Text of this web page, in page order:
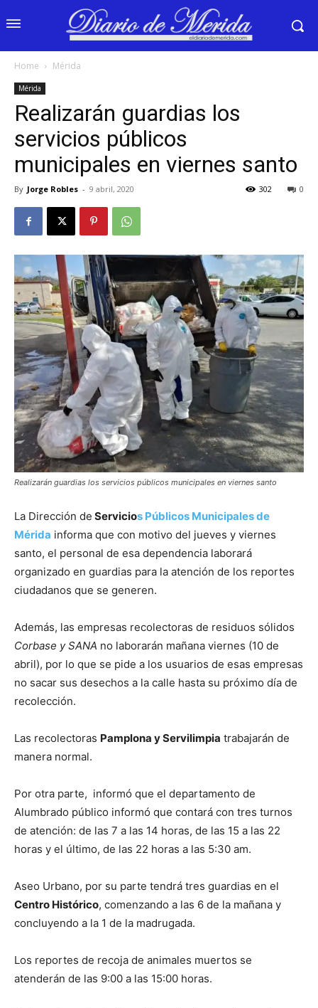
Home Mérida
Mérida
Realizarán guardias los
servicios públicos
municipales en viernes santo
By Jorge Robles - 9 abril, 2020 0
302
Realizarán guardias los servicios públicos municipales en viernes santo
La Dirección de Servicios Públicos Municipales de
Mérida informa que con motivo del jueves y viernes
santo, el personal de esa dependencia laborará
organizado en guardias para la atención de los reportes
ciudadanos que se generen.
Además, las empresas recolectoras de residuos sólidos
Corbase y SANA no laborarán mañana viernes (10 de
abril), por lo que se pide a los usuarios de esas empresas
no sacar sus desechos a la calle hasta su próximo día de
recolección.
Las recolectoras Pamplona y Servilimpia trabajarán de
manera normal.
Por otra parte, informó que el departamento de
Alumbrado público informó que contará con tres turnos
de atención: de las 7 a las 14 horas, de las 15 a las 22
horas y el último, de las 22 horas a las 5:30 am.
Aseo Urbano, por su parte tendrá tres guardias en el
Centro Histórico, comenzando a las 6 de la mañana y
concluyendo a la 1 de la madrugada.
Los reportes de recoja de animales muertos se
atenderán de las 9:00 a las 15:00 horas.